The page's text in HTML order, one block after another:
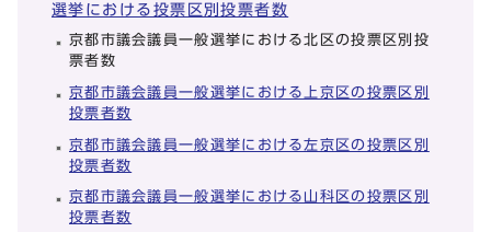
選挙における投票区別投票者数
京都市議会議員一般選挙における北区の投票区別投
票者数
京都市議会議員一般選挙における上京区の投票区別
投票者数
京都市議会議員一般選挙における左京区の投票区別
投票者数
京都市議会議員一般選挙における山科区の投票区別
投票者数